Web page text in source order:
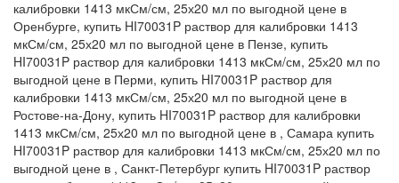
калибровки 1413 мкСм/см, 25х20 мл по выгодной цене в
Оренбурге, купить HI70031P раствор для калибровки 1413
мкСм/см, 25х20 мл по выгодной цене в Пензе, купить
HI70031P раствор для калибровки 1413 мкСм/см, 25х20 мл по
выгодной цене в Перми, купить HI70031P раствор для
калибровки 1413 мкСм/см, 25х20 мл по выгодной цене в
Ростове-на-Дону, купить HI70031P раствор для калибровки
1413 мкСм/см, 25х20 мл по выгодной цене в , Самара купить
HI70031P раствор для калибровки 1413 мкСм/см, 25х20 мл по
выгодной цене в , Санкт-Петербург купить HI70031P раствор